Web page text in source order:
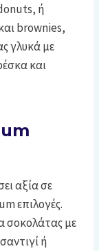
ή
brownies,
γλυκά με
και
αξία σε
επιλογές.
σοκολάτας με
ή